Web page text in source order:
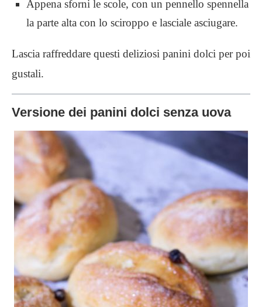
Appena sforni le scole, con un pennello spennella
la parte alta con lo sciroppo e lasciale asciugare.
Lascia raffreddare questi deliziosi panini dolci per poi
gustali.
Versione dei panini dolci senza uova